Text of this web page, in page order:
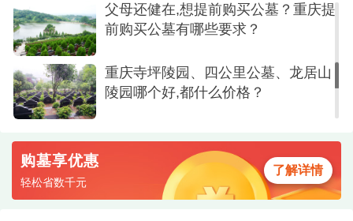
父母还健在,想提前购买公墓？重庆提
前购买公墓有哪些要求？
重庆寺坪陵园、四公里公墓、龙居山
陵园哪个好,都什么价格？
购墓享优惠
轻松省数千元
了解详情